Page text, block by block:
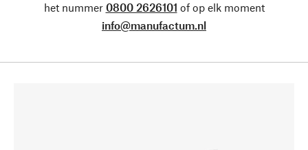
het nummer 0800 2626101 of op elk moment
info@manufactum.nl